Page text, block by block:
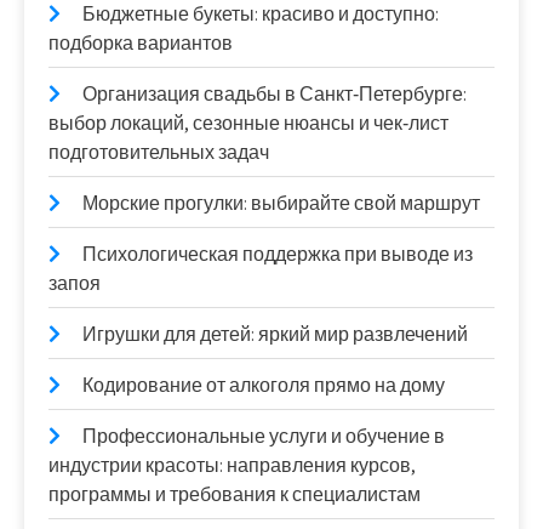
Бюджетные букеты: красиво и доступно:
подборка вариантов
Организация свадьбы в Санкт‑Петербурге:
выбор локаций, сезонные нюансы и чек‑лист
подготовительных задач
Морские прогулки: выбирайте свой маршрут
Психологическая поддержка при выводе из
запоя
Игрушки для детей: яркий мир развлечений
Кодирование от алкоголя прямо на дому
Профессиональные услуги и обучение в
индустрии красоты: направления курсов,
программы и требования к специалистам